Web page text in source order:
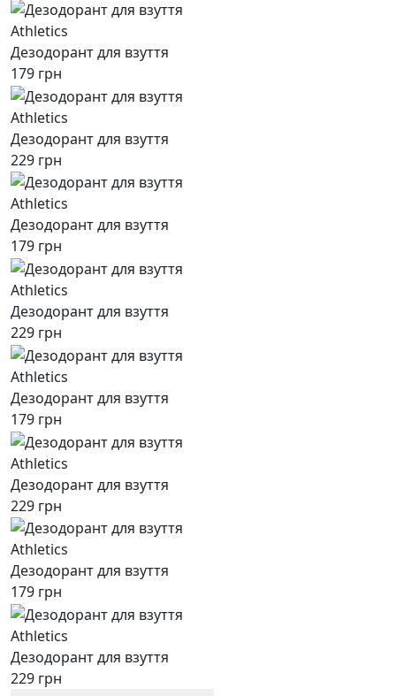
Athletics
Дезодорант для взуття
179 грн
Athletics
Дезодорант для взуття
229 грн
Athletics
Дезодорант для взуття
179 грн
Athletics
Дезодорант для взуття
229 грн
Athletics
Дезодорант для взуття
179 грн
Athletics
Дезодорант для взуття
229 грн
Athletics
Дезодорант для взуття
179 грн
Athletics
Дезодорант для взуття
229 грн